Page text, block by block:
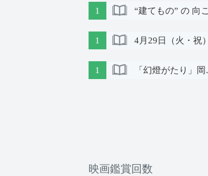
1 “建てもの” の 向こう側には 諏訪 がある
1 4月29日（火・祝）上映会「そういうわけで」〜障がいのある人と地域の人が演劇づくりに取り組んだ記録〜
1 「幻燈がたり」岡谷編 8.6Sat、8.7Sun
映画鑑賞回数